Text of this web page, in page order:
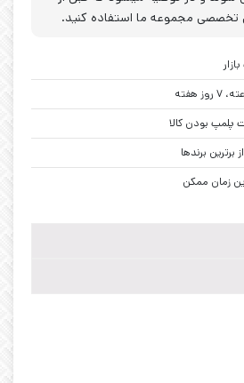
تخصصی مجموعه ما استفاده کنید.
بودن کالا
برترین برندها
زمان ممکن